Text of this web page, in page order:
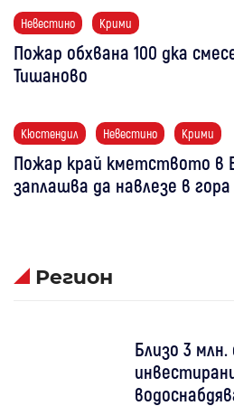
Невестино Крими
Пожар обхвана 100 дка
Тишаново
Кюстендил Невестино Крими
Пожар край кметството в
заплашва да навлезе в гора
Регион
Близо 3